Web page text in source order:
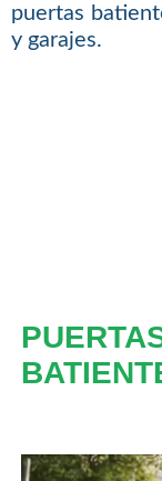
puertas
y garajes.